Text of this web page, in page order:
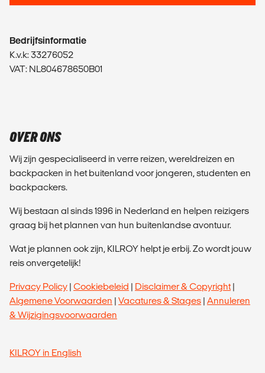
Bedrijfsinformatie
K.v.k: 33276052
VAT: NL804678650B01
OVER ONS
Wij zijn gespecialiseerd in verre reizen, wereldreizen en
backpacken in het buitenland voor jongeren, studenten en
backpackers.
Wij bestaan al sinds 1996 in Nederland en helpen reizigers
graag bij het plannen van hun buitenlandse avontuur.
Wat je plannen ook zijn, KILROY helpt je erbij. Zo wordt jouw
reis onvergetelijk!
Privacy Policy | Cookiebeleid | Disclaimer & Copyright|
Algemene Voorwaarden | Vacatures & Stages | Annuleren
& Wijzigingsvoorwaarden
KILROY in English